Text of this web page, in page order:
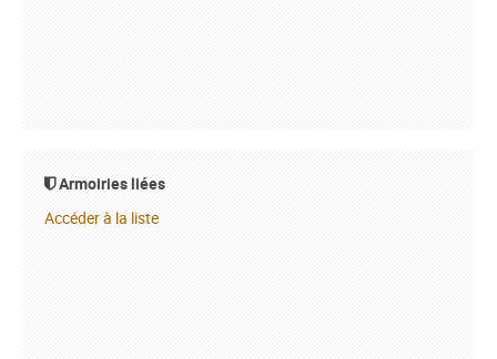
Armoiries liées
Accéder à la liste